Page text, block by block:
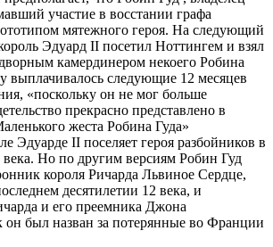
участие в восстании графа
мятежного героя. На следующий
Эдуард II посетил Ноттингем и взял
камердинером некоего Робина
выплачивалось следующие 12 месяцев
«поскольку он не мог больше
прекрасно представлено в
жеста Робина Гуда»
Эдуарде II поселяет героя разбойников в
века. Но по другим версиям Робин Гуд
короля Ричарда Львиное Сердце,
десятилетии 12 века, и
и его преемника Джона
он был назван за потерянные во Франции